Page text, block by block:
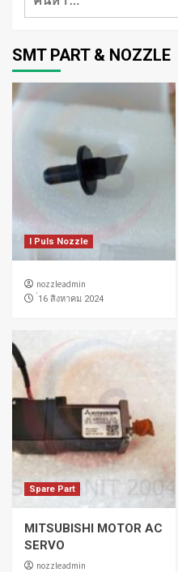
SMT PART & NOZZLE
I Puls Nozzle
nozzleadmin
่16 สิงหาคม 2024
Spare Part
MITSUBISHI MOTOR AC
SERVO
nozzleadmin